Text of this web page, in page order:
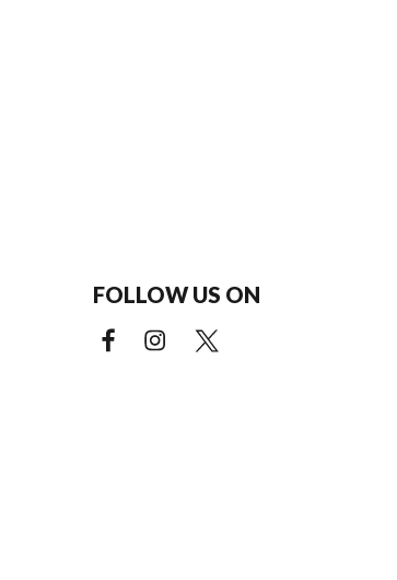
FOLLOW US ON
Facebook (external link)
Instagram (external link)